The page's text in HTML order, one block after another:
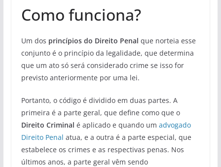
Como funciona?
Um dos princípios do Direito Penal que norteia esse
conjunto é o princípio da legalidade, que determina
que um ato só será considerado crime se isso for
previsto anteriormente por uma lei.
Portanto, o código é dividido em duas partes. A
primeira é a parte geral, que define como que o
Direito Criminal é aplicado e quando um advogado
Direito Penal atua, e a outra é a parte especial, que
estabelece os crimes e as respectivas penas. Nos
últimos anos, a parte geral vêm sendo